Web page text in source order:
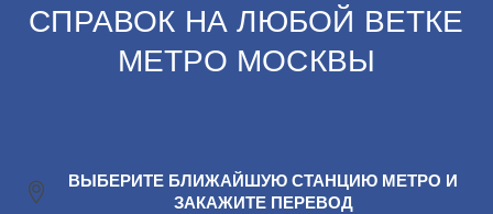
СПРАВОК НА ЛЮБОЙ ВЕТКЕ
МЕТРО МОСКВЫ
ВЫБЕРИТЕ БЛИЖАЙШУЮ СТАНЦИЮ МЕТРО И
ЗАКАЖИТЕ ПЕРЕВОД